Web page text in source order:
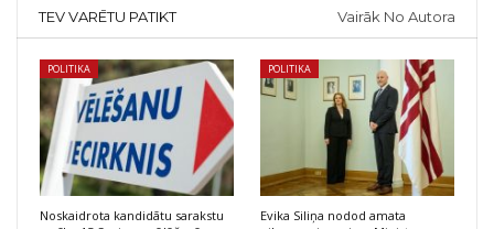
TEV VARĒTU PATIKT Vairāk No Autora
POLITIKA
Noskaidrota kandidātu sarakstu
POLITIKA
Evika Siliņa nodod amata